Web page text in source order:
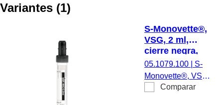
Variantes (1)
S-Monovette®,
VSG, 2 ml,
cierre negra,
(LxØ): 66 x 11
mm, con
etiqueta de
papel
05.1079.100
S-
Monovette®, VSG,
4NC, preparación:
Comparar